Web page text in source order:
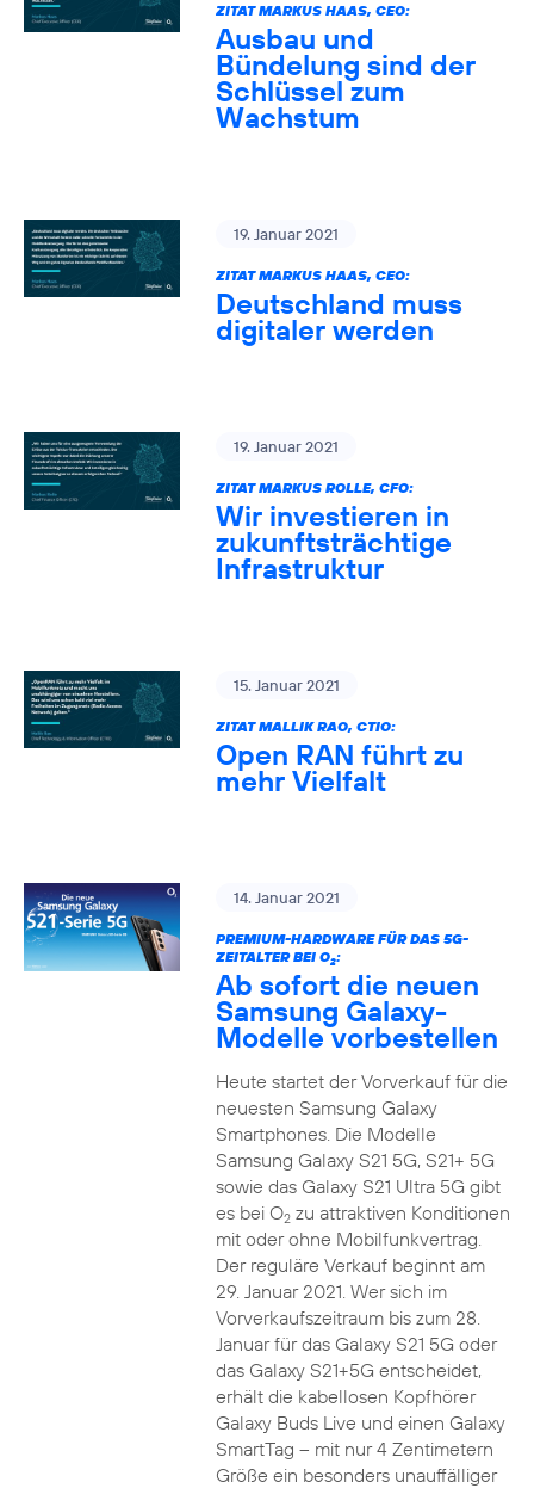
ZITAT MARKUS HAAS, CEO:
Ausbau und
Bündelung sind der
Schlüssel zum
Wachstum
19. Januar 2021
ZITAT MARKUS HAAS, CEO:
Deutschland muss
digitaler werden
19. Januar 2021
ZITAT MARKUS ROLLE, CFO:
Wir investieren in
zukunftsträchtige
Infrastruktur
15. Januar 2021
ZITAT MALLIK RAO, CTIO:
Open RAN führt zu
mehr Vielfalt
14. Januar 2021
PREMIUM-HARDWARE FÜR DAS 5G-
ZEITALTER BEI O2:
Ab sofort die neuen
Samsung Galaxy-
Modelle vorbestellen
Heute startet der Vorverkauf für die
neuesten Samsung Galaxy
Smartphones. Die Modelle
Samsung Galaxy S21 5G, S21+ 5G
sowie das Galaxy S21 Ultra 5G gibt
es bei O2zu attraktiven Konditionen
mit oder ohne Mobilfunkvertrag.
Der reguläre Verkauf beginnt am
29. Januar 2021. Wer sich im
Vorverkaufszeitraum bis zum 28.
Januar für das Galaxy S21 5G oder
das Galaxy S21+5G entscheidet,
erhält die kabellosen Kopfhörer
Galaxy Buds Live und einen Galaxy
SmartTag – mit nur 4 Zentimetern
Größe ein besonders unauffälliger